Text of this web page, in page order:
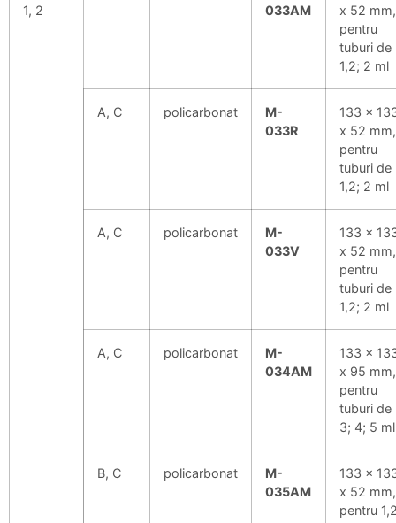
1, 2
033AM
x 52 mm,
pentru
tuburi de
1,2; 2 ml
A, C policarbonat
M-
033R
133 x
x 52 mm,
pentru
tuburi de
1,2; 2 ml
A, C policarbonat
M-
033V
133 x
x 52 mm,
pentru
tuburi de
1,2; 2 ml
A, C policarbonat
M-
034AM
133 x
x 95 mm,
pentru
tuburi de
3; 4; 5 ml
B, C policarbonat
M-
035AM
133 x
x 52 mm,
pentru